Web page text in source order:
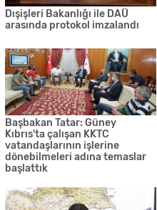
Dışişleri Bakanlığı ile DAÜ
arasında protokol imzalandı
Başbakan Tatar: Güney
Kıbrıs'ta çalışan KKTC
vatandaşlarının işlerine
dönebilmeleri adına temaslar
başlattık